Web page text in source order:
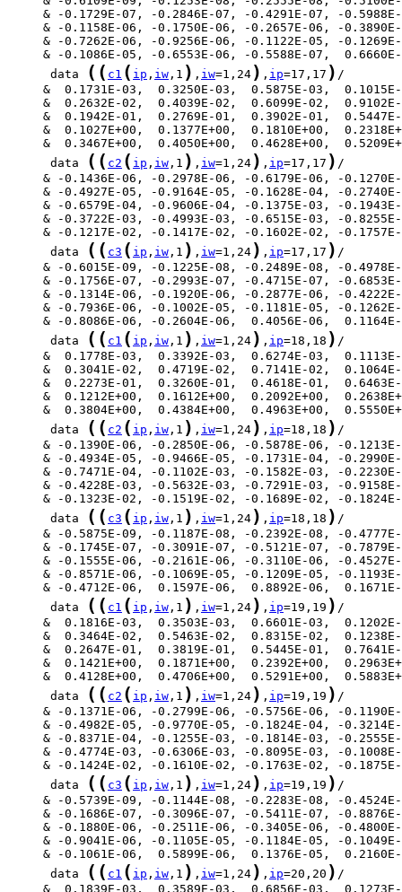
      data
( ( c1 ( ip , iw ,1 ) , iw=1,24 ) , ip=17,17 )
      data
( ( c2 ( ip , iw ,1 ) , iw=1,24 ) , ip=17,17 )
      data
( ( c3 ( ip , iw ,1 ) , iw=1,24 ) , ip=17,17 )
      data
( ( c1 ( ip , iw ,1 ) , iw=1,24 ) , ip=18,18 )
      data
( ( c2 ( ip , iw ,1 ) , iw=1,24 ) , ip=18,18 )
      data
( ( c3 ( ip , iw ,1 ) , iw=1,24 ) , ip=18,18 )
      data
( ( c1 ( ip , iw ,1 ) , iw=1,24 ) , ip=19,19 )
      data
( ( c2 ( ip , iw ,1 ) , iw=1,24 ) , ip=19,19 )
      data
( ( c3 ( ip , iw ,1 ) , iw=1,24 ) , ip=19,19 )
      data
( ( c1 ( ip , iw ,1 ) , iw=1,24 ) , ip=20,20 )